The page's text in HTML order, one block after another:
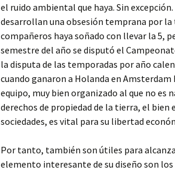
el ruido ambiental que haya. Sin
desarrollan una obsesión temprana por
compañeros haya soñado con llevar la 5,
semestre del año se disputó el
la disputa de las temporadas por año
cuando ganaron a Holanda en Amsterdam
equipo, muy bien organizado al que no es
derechos de propiedad de la tierra, el bien
sociedades, es vital para su libertad
Por tanto, también son útiles para
elemento interesante de su diseño son